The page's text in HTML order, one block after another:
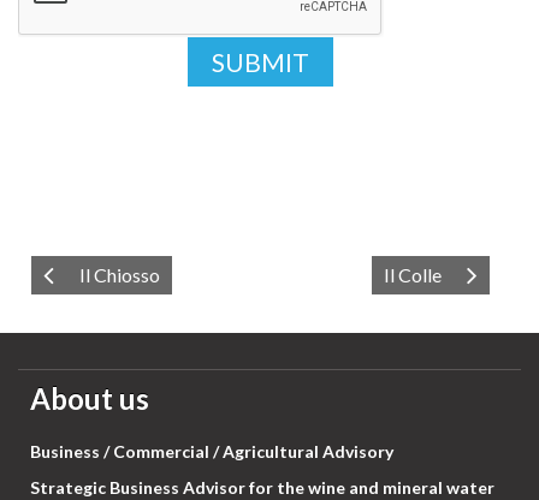
Il Chiosso Il Colle
About us
Business / Commercial / Agricultural Advisory
Strategic Business Advisor for the wine and mineral water